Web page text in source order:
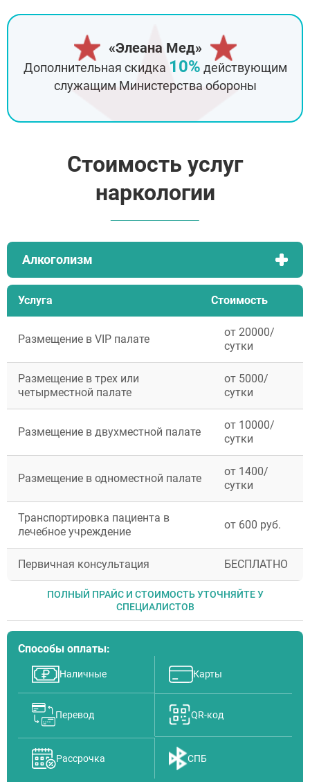
«Элеана Мед»
Дополнительная скидка 10% действующим
служащим Министерства обороны
Стоимость услуг
наркологии
Алкоголизм
Услуга Стоимость
Размещение в VIP палате
от 20000/
сутки
Размещение в трех или
четырместной палате
от 5000/
сутки
Размещение в двухместной палате
от 10000/
сутки
Размещение в одноместной палате
от 1400/
сутки
Транспортировка пациента в
лечебное учреждение
от 600 руб.
Первичная консультация БЕСПЛАТНО
ПОЛНЫЙ ПРАЙС И СТОИМОСТЬ УТОЧНЯЙТЕ У
СПЕЦИАЛИСТОВ
Способы оплаты:
Наличные Карты
Перевод QR-код
Рассрочка СПБ